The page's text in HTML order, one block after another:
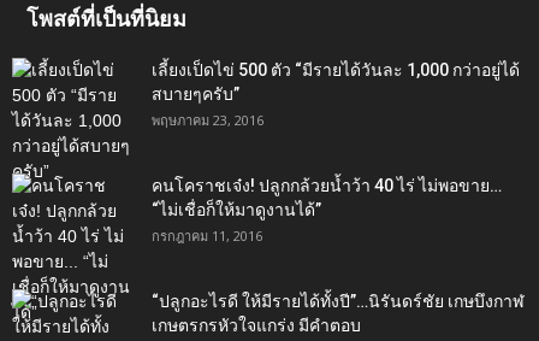
โพสต์ที่เป็นที่นิยม
เลี้ยงเป็ดไข่ 500 ตัว “มีรายได้วันละ 1,000 กว่าอยู่ได้
สบายๆครับ”
พฤษภาคม 23, 2016
คนโคราชเจ๋ง! ปลูกกล้วยน้ำว้า 40 ไร่ ไม่พอขาย…
“ไม่เชื่อก็ให้มาดูงานได้”‬
กรกฎาคม 11, 2016
“ปลูกอะไรดี ให้มีรายได้ทั้งปี”…นิรันดร์ชัย เกษบึงกาฬ
เกษตรกรหัวใจแกร่ง มีคำตอบ